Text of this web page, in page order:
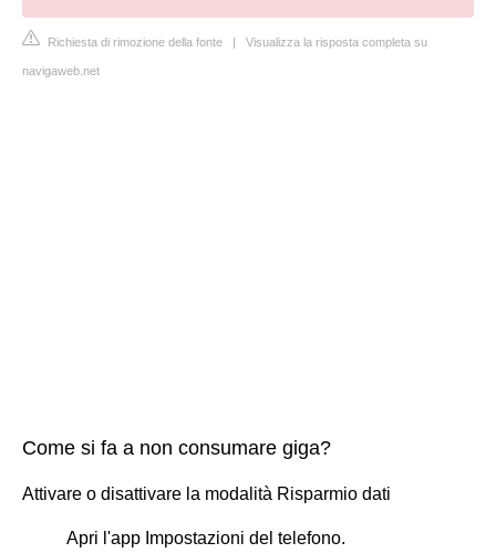
Richiesta di rimozione della fonte | Visualizza la risposta completa su
navigaweb.net
Come si fa a non consumare giga?
Attivare o disattivare la modalità Risparmio dati
Apri l'app Impostazioni del telefono.